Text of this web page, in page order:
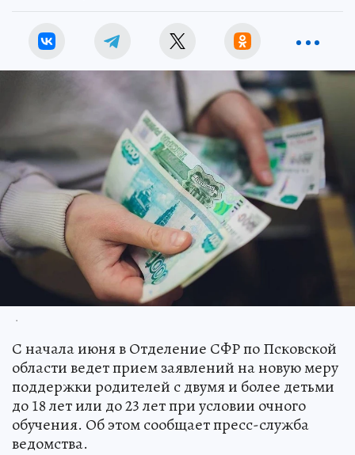
.
С начала июня в Отделение СФР по Псковской
области ведет прием заявлений на новую меру
поддержки родителей с двумя и более детьми
до 18 лет или до 23 лет при условии очного
обучения. Об этом сообщает пресс-служба
ведомства.